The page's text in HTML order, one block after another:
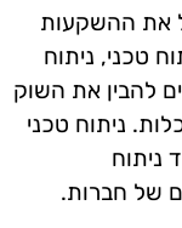
את ההשקעות
טכני, ניתוח
להבין את השוק
ניתוח טכני
ניתוח
של חברות.